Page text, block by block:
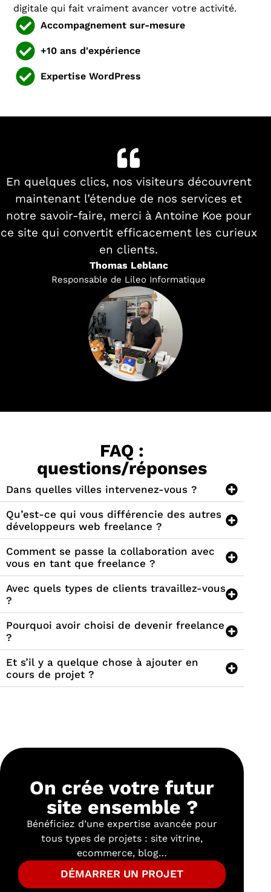
digitale qui fait vraiment avancer votre activité.
Accompagnement sur-mesure
+10 ans d'expérience
Expertise WordPress
En quelques clics, nos visiteurs découvrent
maintenant l’étendue de nos services et
notre savoir-faire, merci à Antoine Koe pour
ce site qui convertit efficacement les curieux
en clients.
Thomas Leblanc
Responsable de Lileo Informatique
FAQ :
questions/réponses
Dans quelles villes intervenez-vous ?
Qu’est-ce qui vous différencie des autres
développeurs web freelance ?
Comment se passe la collaboration avec
vous en tant que freelance ?
Avec quels types de clients travaillez-vous
?
Pourquoi avoir choisi de devenir freelance
?
Et s’il y a quelque chose à ajouter en
cours de projet ?
On crée votre futur
site ensemble ?
Bénéficiez d’une expertise avancée pour
tous types de projets : site vitrine,
ecommerce, blog…
DÉMARRER UN PROJET